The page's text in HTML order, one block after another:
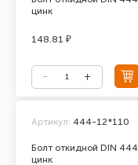
цинк
148.81 ₽
Болт откидной DIN
цинк
Артикул: 444-12*110